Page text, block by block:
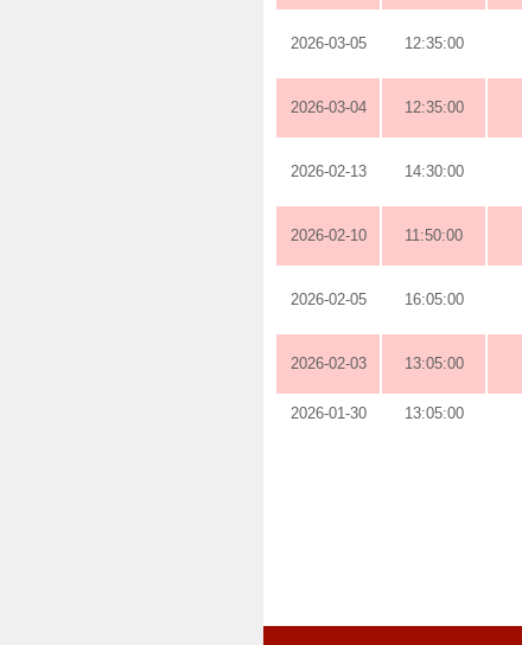
2026-03-05 12:35:00
2026-03-04 12:35:00
2026-02-13 14:30:00
2026-02-10 11:50:00
2026-02-05 16:05:00
2026-02-03 13:05:00
2026-01-30 13:05:00